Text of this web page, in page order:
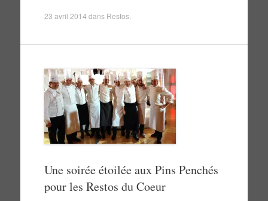
23 avril 2014 dans Restos.
Une soirée étoilée aux Pins Penchés
pour les Restos du Coeur